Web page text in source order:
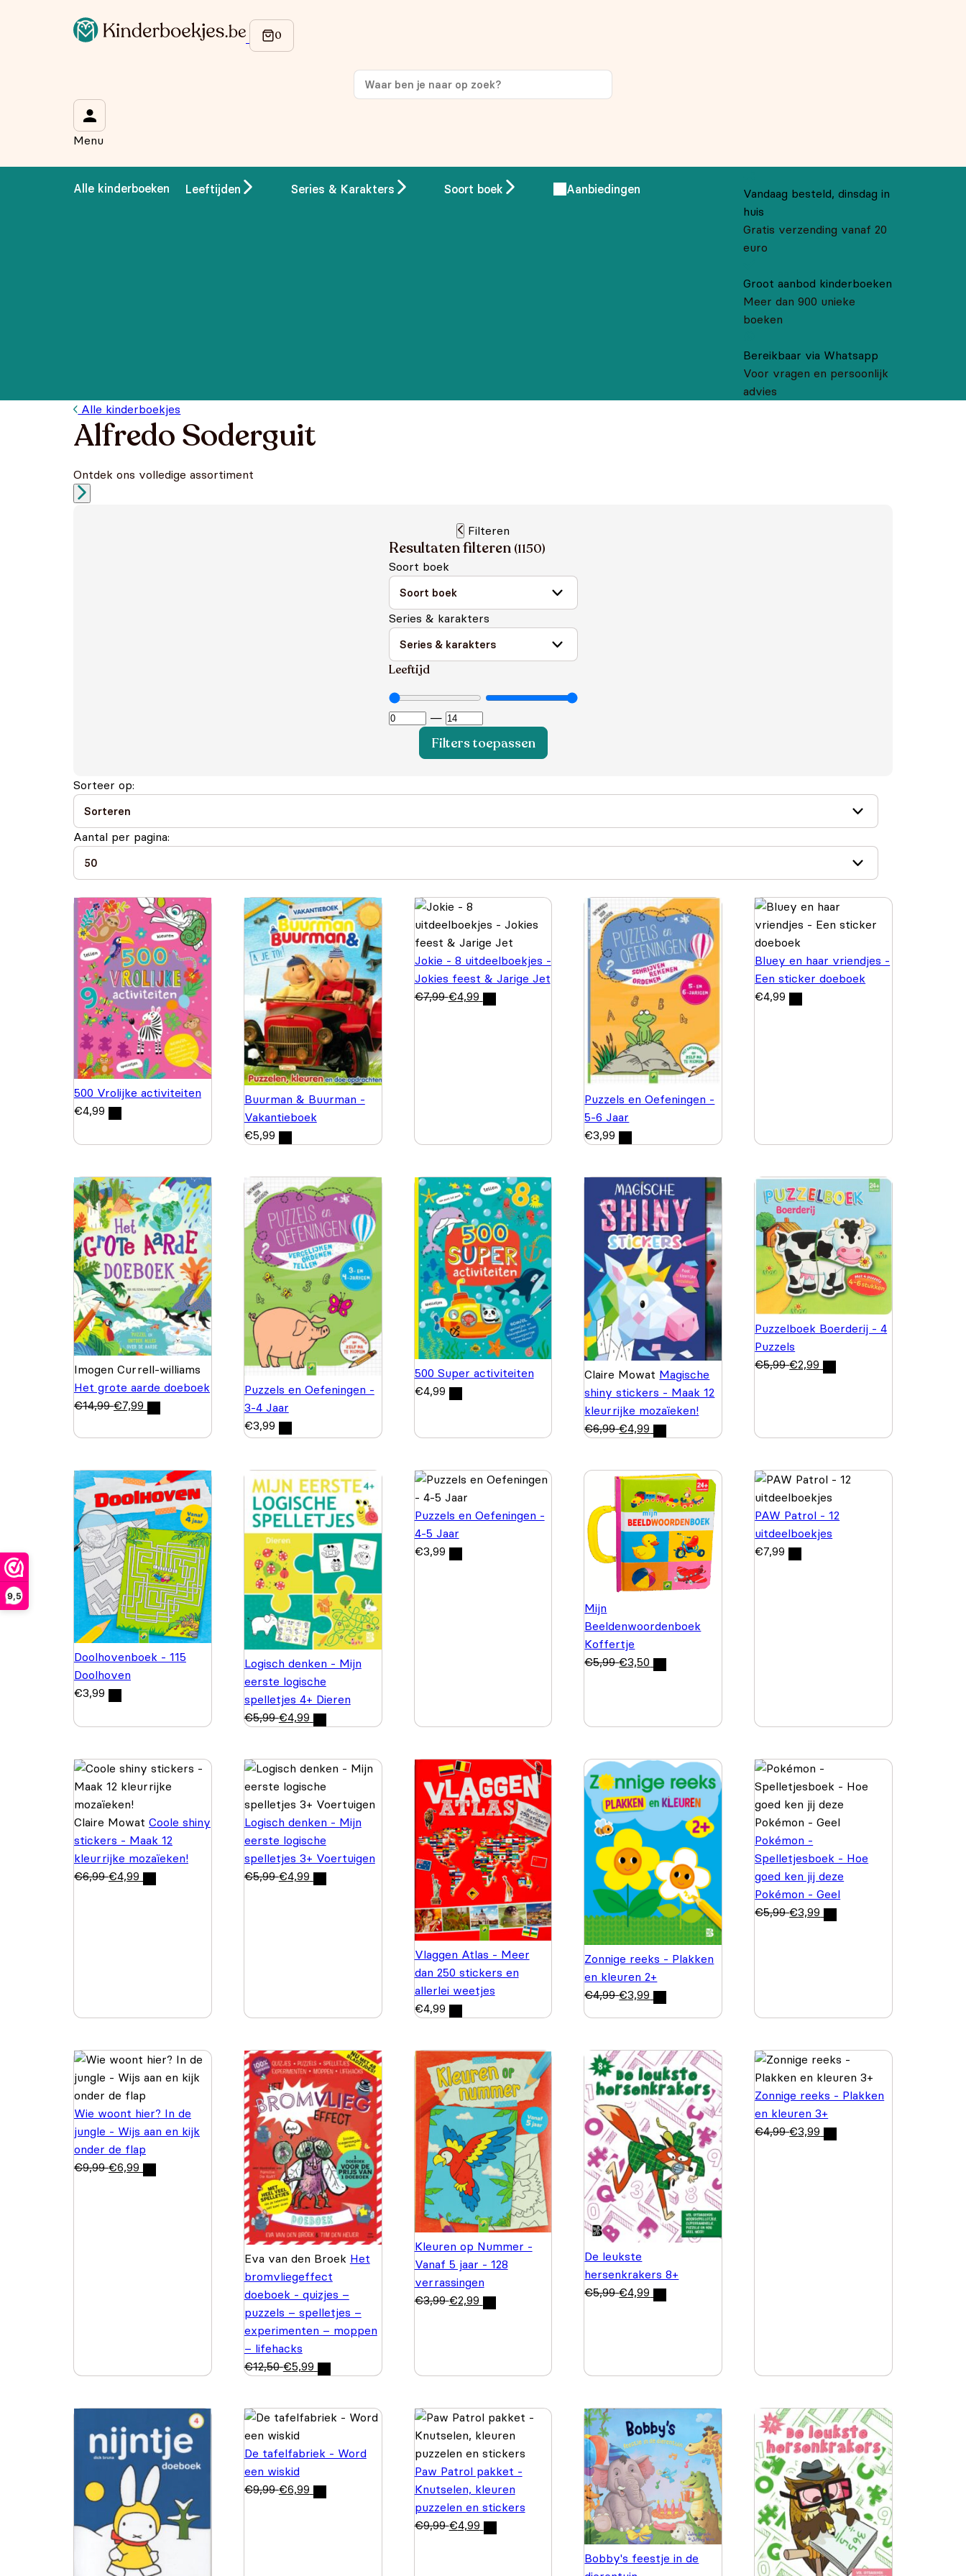
9,5
Menu
Alle kinderboeken Leeftijden Series & Karakters Soort boek Aanbiedingen
Vandaag besteld, dinsdag in
huis
Gratis verzending vanaf 20
euro
Groot aanbod kinderboeken
Meer dan 900 unieke
boeken
Bereikbaar via Whatsapp
Voor vragen en persoonlijk
advies
Alle kinderboekjes
Alfredo Soderguit
Ontdek ons volledige assortiment
Filteren
Resultaten filteren (1150)
Soort boek
Series & karakters
Leeftijd
—
Filters toepassen
Sorteer op:
Aantal per pagina:
500 Vrolijke activiteiten
€4,99
Buurman & Buurman -
Vakantieboek
€5,99
Jokie - 8 uitdeelboekjes -
Jokies feest & Jarige Jet
€7,99 €4,99
Puzzels en Oefeningen -
5-6 Jaar
€3,99
Bluey en haar vriendjes -
Een sticker doeboek
€4,99
Imogen Currell-williams
Het grote aarde doeboek
€14,99 €7,99
Puzzels en Oefeningen -
3-4 Jaar
€3,99
500 Super activiteiten
€4,99
Claire Mowat Magische
shiny stickers - Maak 12
kleurrijke mozaïeken!
€6,99 €4,99
Puzzelboek Boerderij - 4
Puzzels
€5,99 €2,99
Doolhovenboek - 115
Doolhoven
€3,99
Logisch denken - Mijn
eerste logische
spelletjes 4+ Dieren
€5,99 €4,99
Puzzels en Oefeningen -
4-5 Jaar
€3,99
Mijn
Beeldenwoordenboek
Koffertje
€5,99 €3,50
PAW Patrol - 12
uitdeelboekjes
€7,99
Claire Mowat Coole shiny
stickers - Maak 12
kleurrijke mozaïeken!
€6,99 €4,99
Logisch denken - Mijn
eerste logische
spelletjes 3+ Voertuigen
€5,99 €4,99
Vlaggen Atlas - Meer
dan 250 stickers en
allerlei weetjes
€4,99
Zonnige reeks - Plakken
en kleuren 2+
€4,99 €3,99
Pokémon -
Spelletjesboek - Hoe
goed ken jij deze
Pokémon - Geel
€5,99 €3,99
Wie woont hier? In de
jungle - Wijs aan en kijk
onder de flap
€9,99 €6,99
Eva van den Broek Het
bromvliegeffect
doeboek - quizjes –
puzzels – spelletjes –
experimenten – moppen
– lifehacks
€12,50 €5,99
Kleuren op Nummer -
Vanaf 5 jaar - 128
verrassingen
€3,99 €2,99
De leukste
hersenkrakers 8+
€5,99 €4,99
Zonnige reeks - Plakken
en kleuren 3+
€4,99 €3,99
De tafelfabriek - Word
een wiskid
€9,99 €6,99
Paw Patrol pakket -
Knutselen, kleuren
puzzelen en stickers
€9,99 €4,99
Bobby's feestje in de